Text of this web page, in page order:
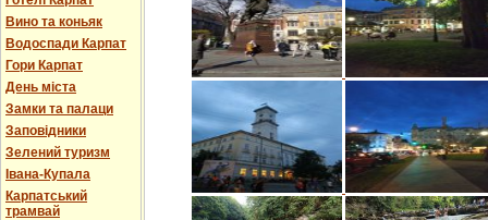
Вино та коньяк
Водоспади Карпат
Гори Карпат
День міста
Замки та палаци
Заповідники
Зелений туризм
Івана-Купала
Карпатський
трамвай